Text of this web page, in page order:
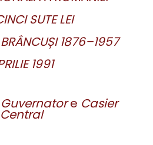
SUTE LEI
1876–1957
1991
Guvernatore Casier
Central